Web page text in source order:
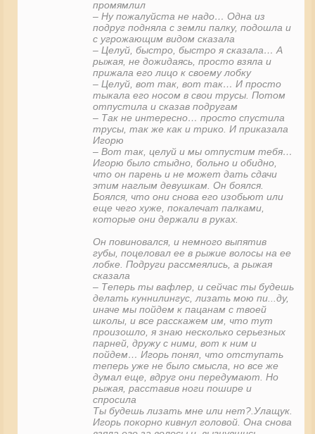
промямлил
– Ну пожалуйста не надо… Одна из
подруг подняла с земли палку, подошла и
с угрожающим видом сказала
– Целуй, быстро, быстро я сказала… А
рыжая, не дожидаясь, просто взяла и
прижала его лицо к своему лобку
– Целуй, вот так, вот так… И просто
тыкала его носом в свои трусы. Потом
отпустила и сказав подругам
– Так не интересно… просто спустила
трусы, так же как и трико. И приказала
Игорю
– Вот так, целуй и мы отпустим тебя…
Игорю было стыдно, больно и обидно,
что он парень и не может дать сдачи
этим наглым девушкам. Он боялся.
Боялся, что они снова его изобьют или
еще чего хуже, покалечат палками,
которые они держали в руках.
Он повиновался, и немного выпятив
губы, поцеловал ее в рыжие волосы на ее
лобке. Подруги рассмеялись, а рыжая
сказала
– Теперь ты вафлер, и сейчас ты будешь
делать куннилингус, лизать мою пи...ду,
иначе мы пойдем к пацанам с твоей
школы, и все расскажем им, что тут
произошло, я знаю несколько серьезных
парней, дружу с ними, вот к ним и
пойдем… Игорь понял, что отступать
теперь уже не было смысла, но все же
думал еще, вдруг они передумают. Но
рыжая, расставив ноги пошире и
спросила
Ты будешь лизать мне или нет?.Улащук.
Игорь покорно кивнул головой. Она снова